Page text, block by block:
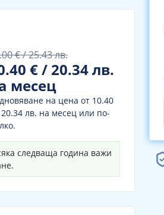
€ / 25.43 лв.
€ / 20.34 лв.
месец
на цена от 10.40
лв. на месецили по-
следваща година важи